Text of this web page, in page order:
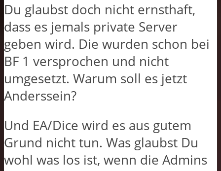
Du glaubst doch nicht ernsthaft,
dass es jemals private Server
geben wird. Die wurden schon bei
BF 1 versprochen und nicht
umgesetzt. Warum soll es jetzt
Anderssein?
Und EA/Dice wird es aus gutem
Grund nicht tun. Was glaubst Du
wohl was los ist, wenn die Admins